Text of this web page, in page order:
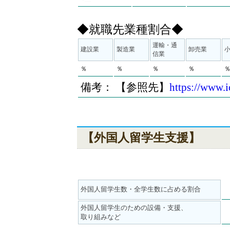
◆就職先業種割合◆
建設業 製造業
運輸・通
信業
卸売業
％ ％ ％ ％ ％
備考： 【参照先】 https://
【外国人留学生支援】
外国人留学生数・全学生数に占める割合
外国人留学生のための設備・支援、
取り組みなど